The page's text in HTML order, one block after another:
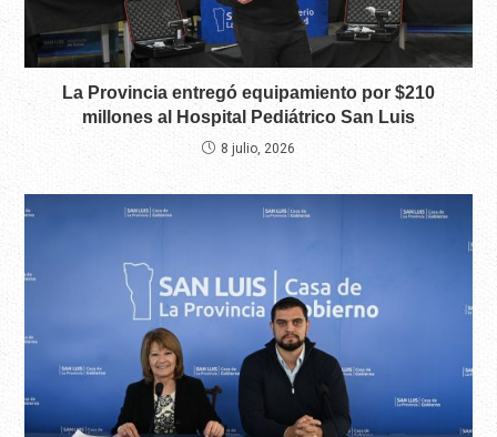
La Provincia entregó equipamiento por $210
millones al Hospital Pediátrico San Luis
8 julio, 2026